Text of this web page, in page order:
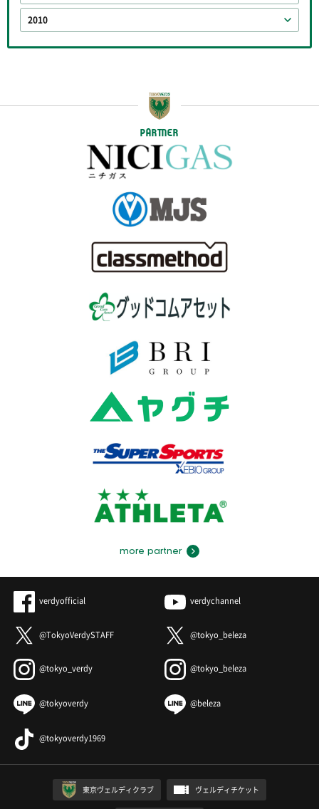
2010
PARTNER
more partner
verdyofficial verdychannel
@TokyoVerdySTAFF @tokyo_beleza
@tokyo_verdy @tokyo_beleza
@tokyoverdy @beleza
@tokyoverdy1969
東京ヴェルディクラブ ヴェルディチケット